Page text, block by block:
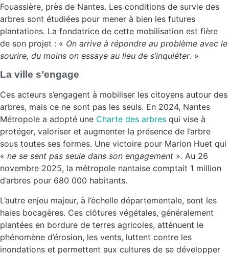
Fouassière, près de Nantes. Les conditions de survie des
arbres sont étudiées pour mener à bien les futures
plantations. La fondatrice de cette mobilisation est fière
de son projet : « On arrive à répondre au problème avec le
sourire, du moins on essaye au lieu de s’inquiéter. »
La ville s’engage
Ces acteurs s’engagent à mobiliser les citoyens autour des
arbres, mais ce ne sont pas les seuls. En 2024, Nantes
Métropole a adopté une Charte des arbres qui vise à
protéger, valoriser et augmenter la présence de l’arbre
sous toutes ses formes. Une victoire pour Marion Huet qui
« ne se sent pas seule dans son engagement ». Au 26
novembre 2025, la métropole nantaise comptait 1 million
d’arbres pour 680 000 habitants.
L’autre enjeu majeur, à l’échelle départementale, sont les
haies bocagères. Ces clôtures végétales, généralement
plantées en bordure de terres agricoles, atténuent le
phénomène d’érosion, les vents, luttent contre les
inondations et permettent aux cultures de se développer